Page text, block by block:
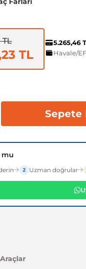
TL
TL
5.265,46
Havale/
Sepete
mu
2 Uzman doğrular